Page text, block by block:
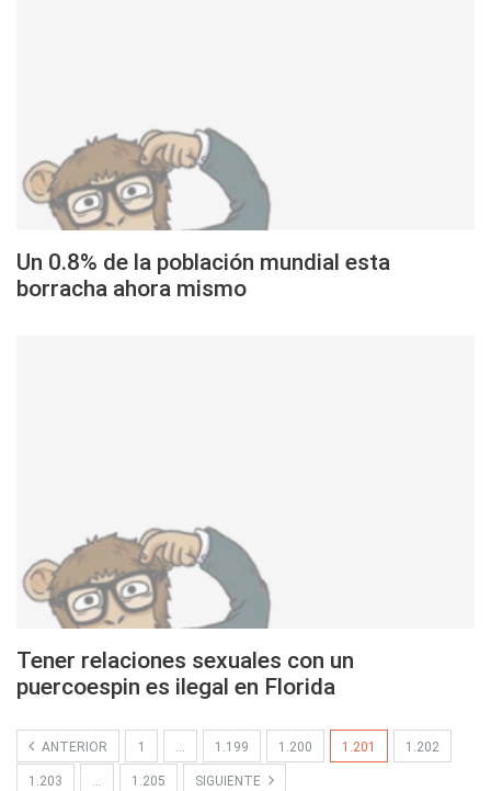
Un 0.8% de la población mundial esta
borracha ahora mismo
Tener relaciones sexuales con un
puercoespin es ilegal en Florida
ANTERIOR 1 … 1.199 1.200 1.201 1.202
1.203 … 1.205 SIGUIENTE